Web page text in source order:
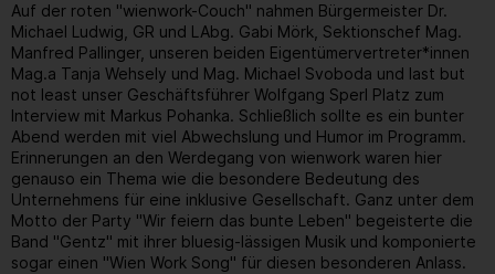
Auf der roten "wienwork-Couch" nahmen Bürgermeister Dr.
Michael Ludwig, GR und LAbg. Gabi Mörk, Sektionschef Mag.
Manfred Pallinger, unseren beiden Eigentümervertreter*innen
Mag.a Tanja Wehsely und Mag. Michael Svoboda und last but
not least unser Geschäftsführer Wolfgang Sperl Platz zum
Interview mit Markus Pohanka. Schließlich sollte es ein bunter
Abend werden mit viel Abwechslung und Humor im Programm.
Erinnerungen an den Werdegang von wienwork waren hier
genauso ein Thema wie die besondere Bedeutung des
Unternehmens für eine inklusive Gesellschaft. Ganz unter dem
Motto der Party "Wir feiern das bunte Leben" begeisterte die
Band "Gentz" mit ihrer bluesig-lässigen Musik und komponierte
sogar einen "Wien Work Song" für diesen besonderen Anlass.